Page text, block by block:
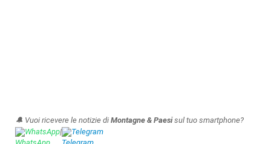
🔔 Vuoi ricevere le notizie di Montagne & Paesisul tuo smartphone?
WhatsApp| Telegram